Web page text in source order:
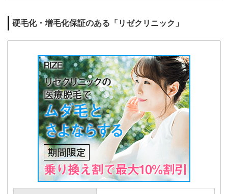
キャンセル料 1回まで0円
硬毛化・増毛化保証のある「リゼクリニック」